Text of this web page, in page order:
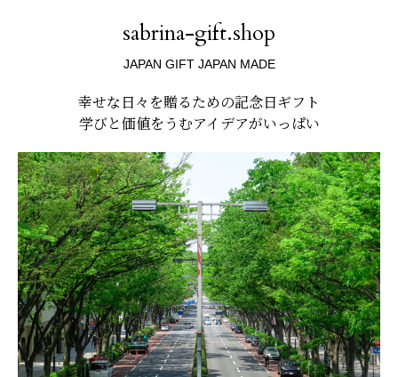
sabrina-gift.shop
JAPAN GIFT JAPAN MADE
幸せな日々を贈るための記念日ギフト
学びと価値をうむアイデアがいっぱい